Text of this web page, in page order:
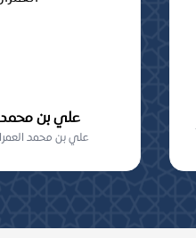
علي بن محمد
علي بن محمد العمران.